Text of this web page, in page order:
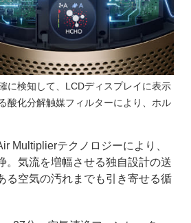
に検知して、LCDディスプレイに表示
酸化分解触媒フィルターにより、ホル
Multiplierテクノロジーにより、
。気流を増幅させる独自設計の送
る空気の汚れまでも引き寄せる循